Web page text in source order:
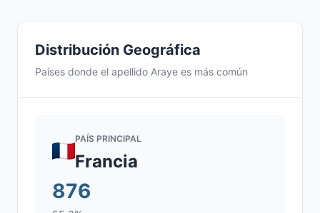
Distribución Geográfica
Países donde el apellido Araye es más común
PAÍS PRINCIPAL
Francia
876